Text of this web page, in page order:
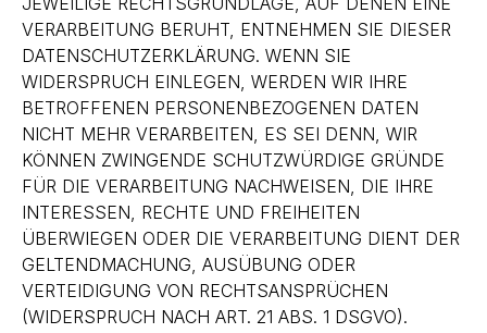
VERARBEITUNG BERUHT, ENTNEHMEN SIE DIESER
DATENSCHUTZERKLÄRUNG. WENN SIE
WIDERSPRUCH EINLEGEN, WERDEN WIR IHRE
BETROFFENEN PERSONENBEZOGENEN DATEN
NICHT MEHR VERARBEITEN, ES SEI DENN, WIR
KÖNNEN ZWINGENDE SCHUTZWÜRDIGE GRÜNDE
FÜR DIE VERARBEITUNG NACHWEISEN, DIE IHRE
INTERESSEN, RECHTE UND FREIHEITEN
ÜBERWIEGEN ODER DIE VERARBEITUNG DIENT DER
GELTENDMACHUNG, AUSÜBUNG ODER
VERTEIDIGUNG VON RECHTSANSPRÜCHEN
(WIDERSPRUCH NACH ART. 21 ABS. 1 DSGVO).